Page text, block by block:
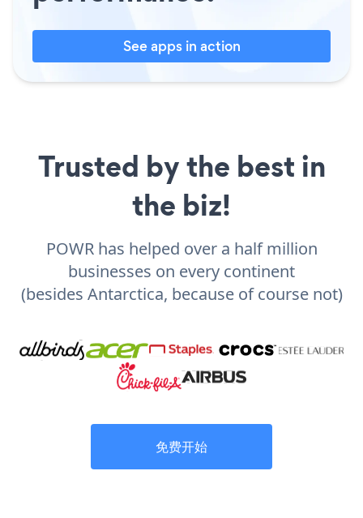
See apps in action
Trusted by the best in
the biz!
POWR has helped over a half million
businesses on every continent
(besides Antarctica, because of course not)
免费开始